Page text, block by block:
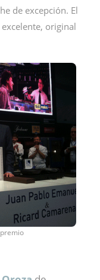
de excepción. El
original